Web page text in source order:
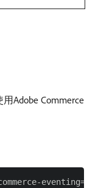
Adobe Commerce
eventing=^1.0